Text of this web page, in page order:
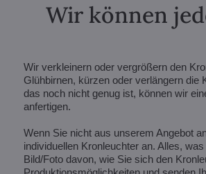
Wir können
Wir verkleinern oder vergrößern den
Glühbirnen, kürzen oder verlängern die
das noch nicht genug ist, können wir
anfertigen.
Wenn Sie nicht aus unserem Angebot
individuellen Kronleuchter an. Alles,
Bild/Foto davon, wie Sie sich den